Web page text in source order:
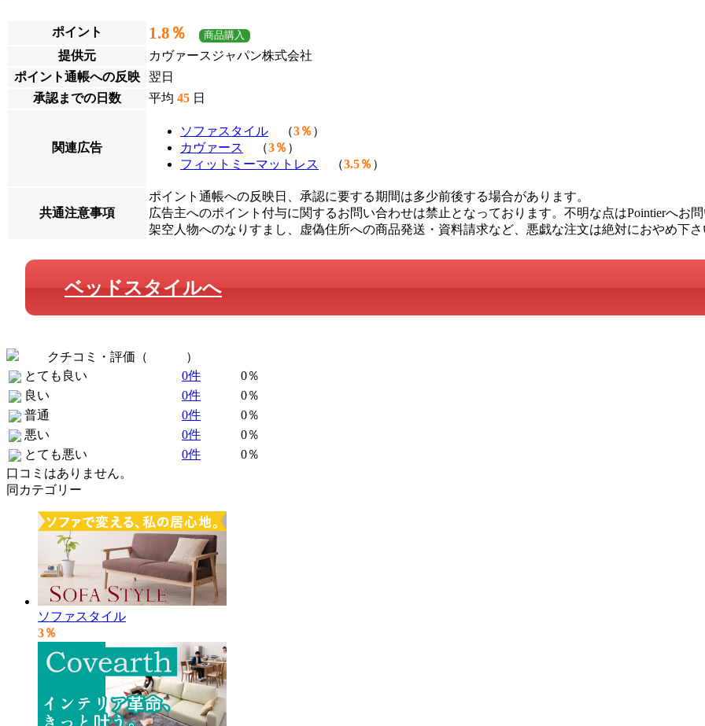
ポイント 1.8％ 商品購入
提供元
カヴァースジャパン株式会社
ポイント通帳への反映
翌日
承認までの日数
平均 45 日
関連広告
ソファスタイル （3％ ）
カヴァース
（3％ ）
フィットミーマットレス
（3.5％ ）
共通注意事項
ポイント通帳への反映日、承認に要する期間は多少前後する場合があります。
広告主へのポイント付与に関するお問い合わせは禁止となっております。不明な点はPointierへお
架空人物へのなりすまし、虚偽住所への商品発送・資料請求など、悪戯な注文は絶対におやめ下
ベッドスタイルへ
クチコミ・評価（
）
とても良い
0件
0％
良い
0件
0％
普通
0件
0％
悪い
0件
0％
とても悪い
0件
0％
口コミはありません。
同カテゴリー
ソファスタイル
3％